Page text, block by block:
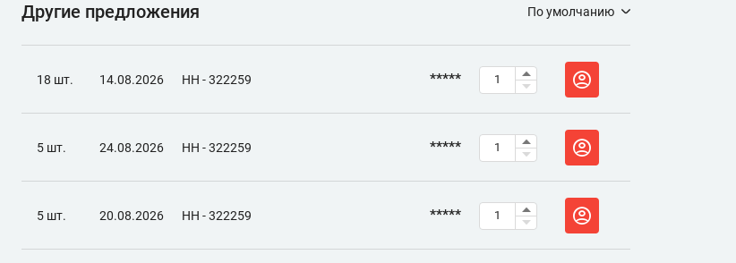
Другие предложения По умолчанию
18 шт. 14.08.2026 НН - 322259 *****
5 шт. 24.08.2026 НН - 322259 *****
5 шт. 20.08.2026 НН - 322259 *****